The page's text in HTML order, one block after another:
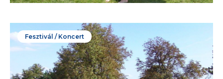
Fesztivál / Koncert